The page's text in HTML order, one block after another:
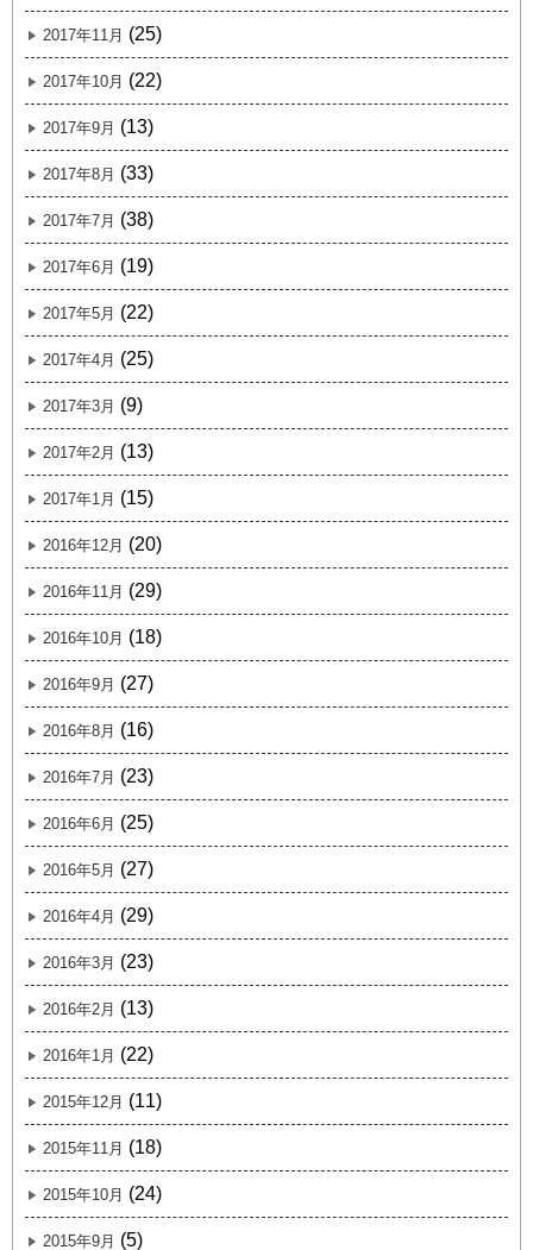
2017年11月 (25)
2017年10月 (22)
2017年9月 (13)
2017年8月 (33)
2017年7月 (38)
2017年6月 (19)
2017年5月 (22)
2017年4月 (25)
2017年3月 (9)
2017年2月 (13)
2017年1月 (15)
2016年12月 (20)
2016年11月 (29)
2016年10月 (18)
2016年9月 (27)
2016年8月 (16)
2016年7月 (23)
2016年6月 (25)
2016年5月 (27)
2016年4月 (29)
2016年3月 (23)
2016年2月 (13)
2016年1月 (22)
2015年12月 (11)
2015年11月 (18)
2015年10月 (24)
2015年9月 (5)